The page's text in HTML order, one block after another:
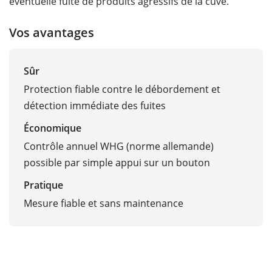
Vos avantages
Sûr
Protection fiable contre le débordement et
détection immédiate des fuites
Économique
Contrôle annuel WHG (norme allemande)
possible par simple appui sur un bouton
Pratique
Mesure fiable et sans maintenance